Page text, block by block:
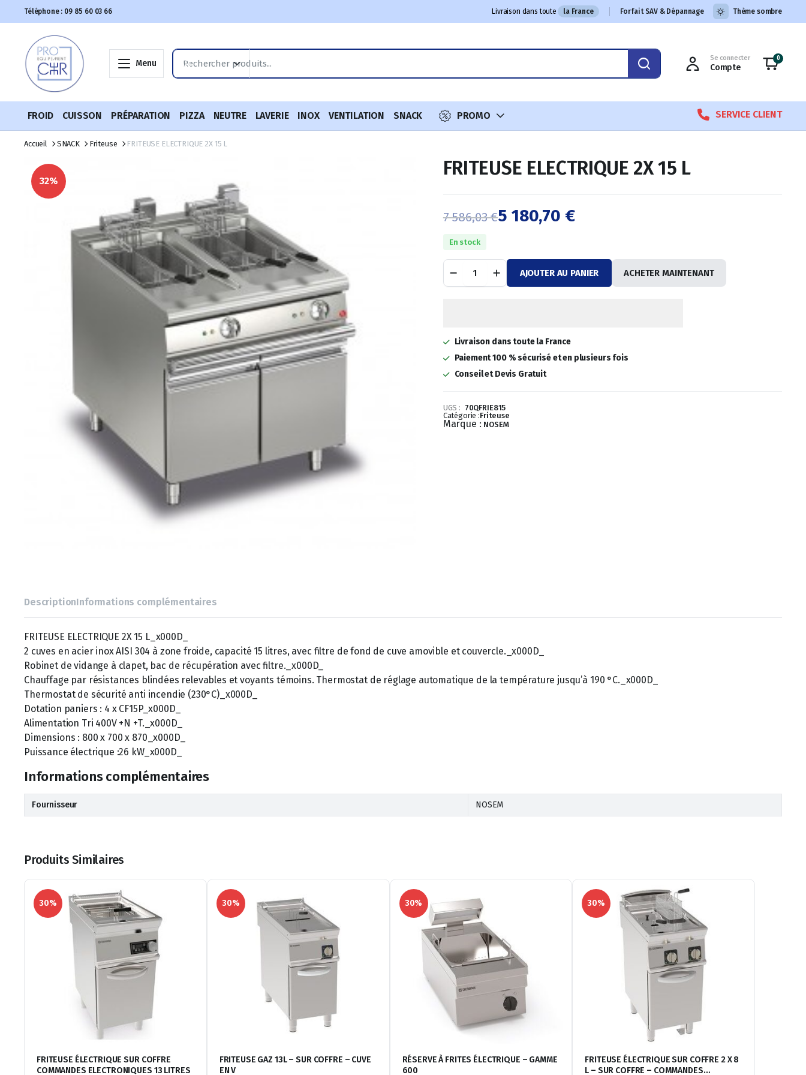
Téléphone : 09 85 60 03 66 Livraison dans toute la France Forfait SAV & Dépannage Thème sombre
Menu
Se connecter
Compte
0
FROID CUISSON PRÉPARATION PIZZA NEUTRE LAVERIE INOX VENTILATION SNACK PROMO SERVICE CLIENT
Accueil SNACK Friteuse FRITEUSE ELECTRIQUE 2X 15 L
32%
FRITEUSE ELECTRIQUE 2X 15 L
7 586,03€
Le
prix
initial
7
586,03 €.
5 180,70 €
Le
prix
actuel
5
180,70 €.
En stock
ELECTRIQUE
2X
AJOUTER AU PANIER ACHETER MAINTENANT
Livraison dans toute la France
Paiement 100 % sécurisé et en plusieurs fois
Conseil et Devis Gratuit
UGS : 70QFRIE815
Catégorie :Friteuse
Marque : NOSEM
DescriptionInformations complémentaires
FRITEUSE ELECTRIQUE 2X 15 L_x000D_
2 cuves en acier inox AISI 304 à zone froide, capacité 15 litres, avec filtre de fond de cuve amovible et couvercle._x000D_
Robinet de vidange à clapet, bac de récupération avec filtre._x000D_
Chauffage par résistances blindées relevables et voyants témoins. Thermostat de réglage automatique de la température jusqu’à 190 °C._x000D_
Thermostat de sécurité anti incendie (230°C)_x000D_
Dotation paniers : 4 x CF15P_x000D_
Alimentation Tri 400V +N +T._x000D_
Dimensions : 800 x 700 x 870_x000D_
Puissance électrique :26 kW_x000D_
Informations complémentaires
Fournisseur NOSEM
Produits Similaires
30%
FRITEUSE ÉLECTRIQUE SUR COFFRE
COMMANDES ELECTRONIQUES 13 LITRES
30%
FRITEUSE GAZ 13L – SUR COFFRE – CUVE
EN V
30%
RÉSERVE À FRITES ÉLECTRIQUE – GAMME
600
30%
FRITEUSE ÉLECTRIQUE SUR COFFRE 2 X 8
L – SUR COFFRE – COMMANDES